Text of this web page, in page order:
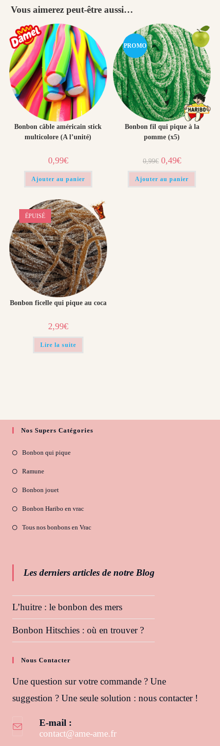
Vous aimerez peut-être aussi…
Bonbon câble américain stick
multicolore (A l’unité)
0,99€
Ajouter au panier
PROMO
!
Bonbon fil qui pique à la
pomme (x5)
0,99€ Le
prix
initial
était :
0,49€Le
prix
actuel
est :
Ajouter au panier
ÉPUISÉ
Bonbon ficelle qui pique au coca
2,99€
Lire la suite
Nos Supers Catégories
Bonbon qui pique
Ramune
Bonbon jouet
Bonbon Haribo en vrac
Tous nos bonbons en Vrac
Les derniers articles de notre Blog
L’huitre : le bonbon des mers
Bonbon Hitschies : où en trouver ?
Nous Contacter
Une question sur votre commande ? Une
suggestion ? Une seule solution : nous contacter !
E-mail :
contact@ame-ame.frS’ouvre dans votre application